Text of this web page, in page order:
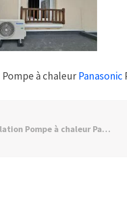
à chaleur Panasonic
Installation Pompe à chaleur Panasonic TZ COMPompe à chaleurT à PARIS